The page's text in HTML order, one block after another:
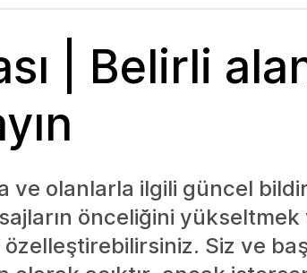
| Belirli
ve olanlarla ilgili güncel
önceliğini
özelleştirebilirsiniz. Siz ve